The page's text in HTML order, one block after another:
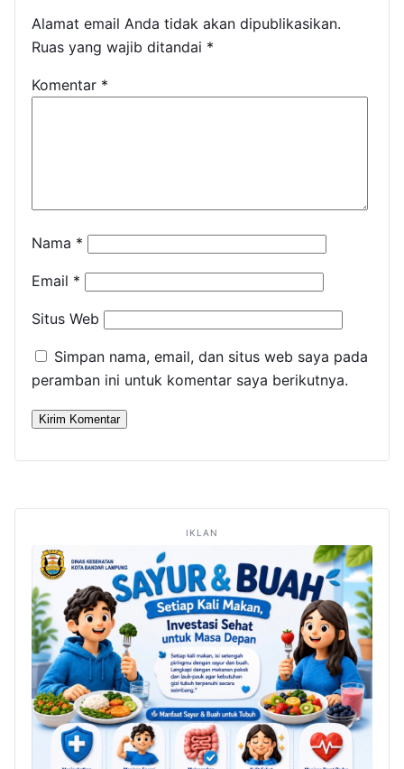
Alamat email Anda tidak akan dipublikasikan.
Ruas yang wajib ditandai *
Komentar *
Nama *
Email *
Situs Web
Simpan nama, email, dan situs web saya pada
peramban ini untuk komentar saya berikutnya.
IKLAN